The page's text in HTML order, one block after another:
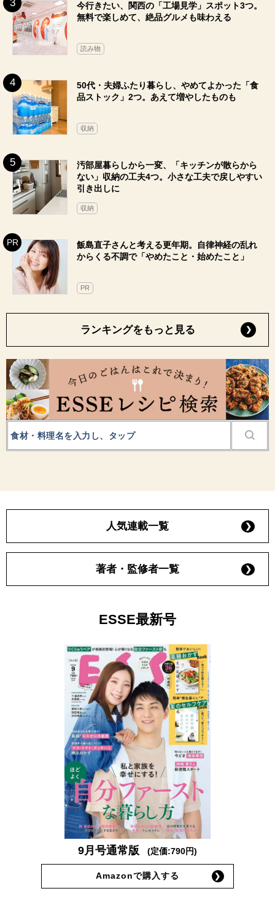
今行きたい、関西の「工場見学」スポット3つ。
無料で楽しめて、絶品グルメも味わえる
読み物
50代・夫婦ふたり暮らし、やめてよかった「食
品ストック」2つ。あえて増やしたものも
収納
汚部屋暮らしから一変、「キッチンが散らから
ない」収納の工夫4つ。小さな工夫で戻しやすい
引き出しに
収納
飯島直子さんと考える更年期。自律神経の乱れ
からくる不調で「やめたこと・始めたこと」
PR
ランキングをもっと見る
人気連載一覧
著者・監修者一覧
ESSE最新号
9月号通常版 (定価:790円)
Amazonで購入する